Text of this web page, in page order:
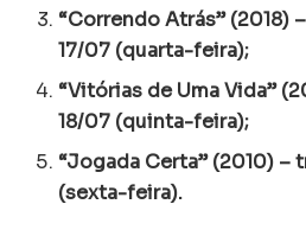
“Correndo Atrás” (2018)
17/07 (quarta-feira);
“Vitórias de Uma Vida”
18/07 (quinta-feira);
“Jogada Certa” (2010) –
(sexta-feira).